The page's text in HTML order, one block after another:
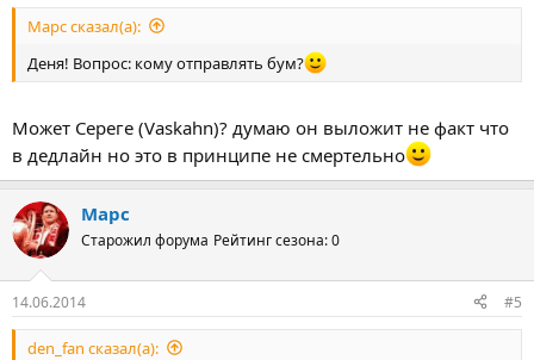
Марс сказал(а):
Деня! Вопрос: кому отправлять бум?
Может Сереге (Vaskahn)? думаю он выложит не факт что
в дедлайн но это в принципе не смертельно
Марс
Старожил форума Рейтинг сезона: 0
14.06.2014 #5
den_fan сказал(а):